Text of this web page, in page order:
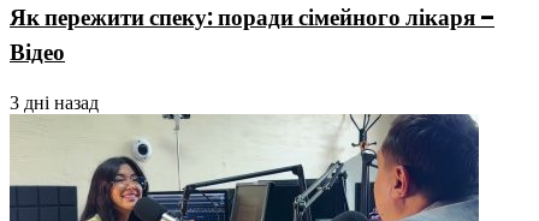
Як пережити спеку: поради сімейного лікаря –
Відео
3 дні назад